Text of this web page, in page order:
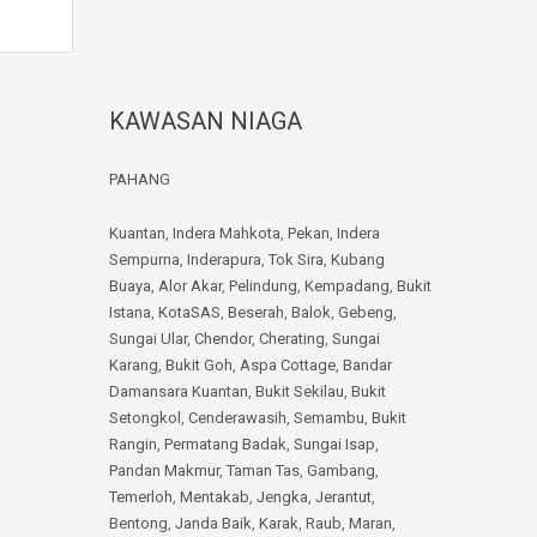
KAWASAN NIAGA
PAHANG
Kuantan, Indera Mahkota, Pekan, Indera
Sempurna, Inderapura, Tok Sira, Kubang
Buaya, Alor Akar, Pelindung, Kempadang, Bukit
Istana, KotaSAS, Beserah, Balok, Gebeng,
Sungai Ular, Chendor, Cherating, Sungai
Karang, Bukit Goh, Aspa Cottage, Bandar
Damansara Kuantan, Bukit Sekilau, Bukit
Setongkol , Cenderawasih, Semambu, Bukit
Rangin, Permatang Badak, Sungai Isap,
Pandan Makmur, Taman Tas, Gambang,
Temerloh, Mentakab, Jengka, Jerantut,
Bentong, Janda Baik, Karak, Raub, Maran,